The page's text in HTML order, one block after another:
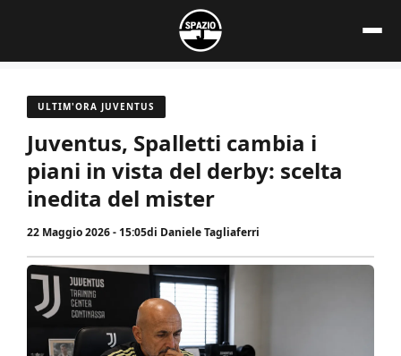
contenuto
ULTIM'ORA JUVENTUS
Juventus, Spalletti cambia i
piani in vista del derby: scelta
inedita del mister
22 Maggio 2026 - 15:05di Daniele Tagliaferri